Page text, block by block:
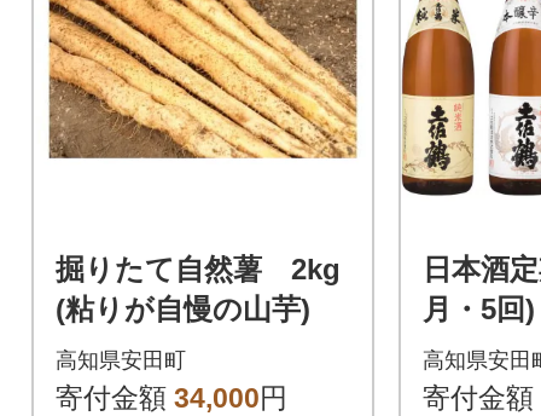
掘りたて自然薯 2kg
(粘りが自慢の山芋)
高知県安田町
寄付金額 34,000円
日本酒
月・5回)
高知県安田
寄付金額